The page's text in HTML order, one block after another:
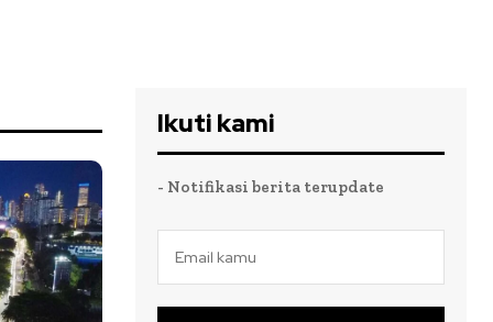
Ikuti kami
- Notifikasi berita terupdate